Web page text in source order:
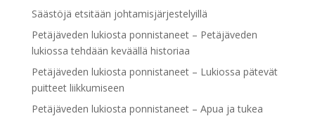
Säästöjä etsitään johtamisjärjestelyillä
Petäjäveden lukiosta ponnistaneet – Petäjäveden
lukiossa tehdään keväällä historiaa
Petäjäveden lukiosta ponnistaneet – Lukiossa pätevät
puitteet liikkumiseen
Petäjäveden lukiosta ponnistaneet – Apua ja tukea